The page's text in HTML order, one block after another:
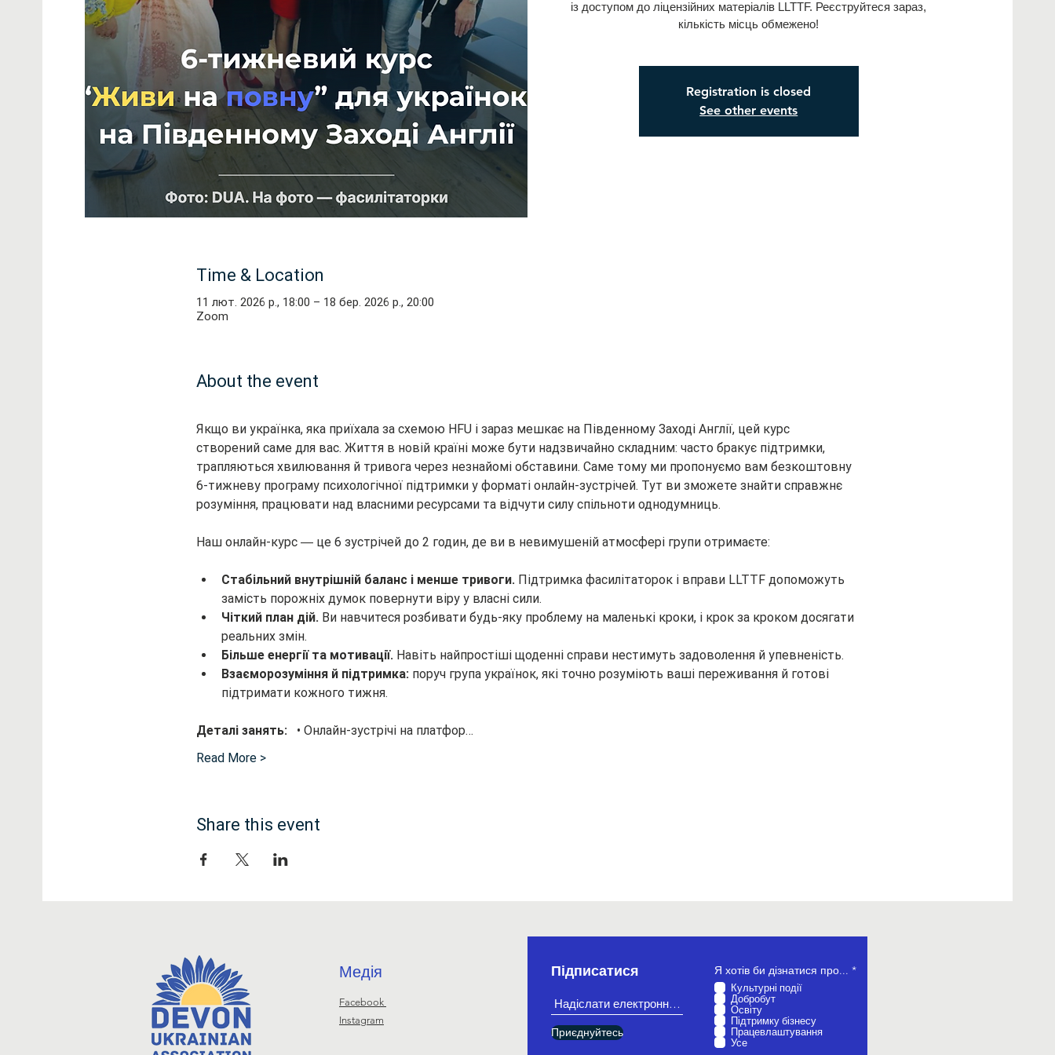
із доступом до ліцензійних матеріалів LLTTF. Реєструйтеся зараз,
кількість місць обмежено!
Registration is closed
See other events
Time & Location
11 лют. 2026 р., 18:00 – 18 бер. 2026 р., 20:00
Zoom
About the event
Якщо ви українка, яка приїхала за схемою HFU і зараз мешкає на Південному Заході Англії, цей курс
створений саме для вас. Життя в новій країні може бути надзвичайно складним: часто бракує підтримки,
трапляються хвилювання й тривога через незнайомі обставини. Саме тому ми пропонуємо вам безкоштовну
6-тижневу програму психологічної підтримки у форматі онлайн-зустрічей. Тут ви зможете знайти справжнє
розуміння, працювати над власними ресурсами та відчути силу спільноти однодумниць.
Наш онлайн-курс ― це 6 зустрічей до 2 годин, де ви в невимушеній атмосфері групи отримаєте:
Стабільний внутрішній баланс і менше тривоги. Підтримка фасилітаторок і вправи LLTTF допоможуть
замість порожніх думок повернути віру у власні сили.
Чіткий план дій. Ви навчитеся розбивати будь-яку проблему на маленькі кроки, і крок за кроком досягати
реальних змін.
Більше енергії та мотивації. Навіть найпростіші щоденні справи нестимуть задоволення й упевненість.
Взаєморозуміння й підтримка: поруч група українок, які точно розуміють ваші переживання й готові
підтримати кожного тижня.
Деталі занять: • Онлайн-зустрічі на платфор…
Read More >
Share this event
Медія
Facebook
Instagram
Підписатися
Приєднуйтесь
Я хотів би дізнатися про... *О
Культурні події
Добробут
Освіту
Підтримку бізнесу
Працевлаштування
Усе